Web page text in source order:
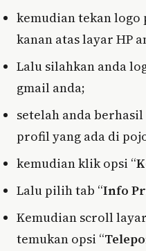
kemudian tekan
kanan atas layar HP
Lalu silahkan anda
gmail anda;
setelah anda
profil yang ada di
kemudian klik opsi “
Lalu pilih tab “Info
Kemudian scroll
temukan opsi “